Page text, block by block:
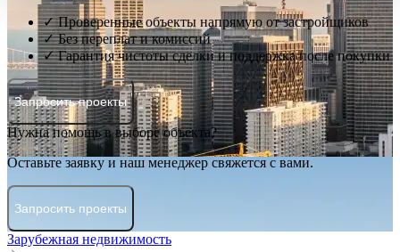
✓ Проверенные объекты напрямую от застройщиков
✓ Без переплат и комиссий
✓ Гарантия чистоты сделки и поддержка после покупки
Запросить проекты
Нужна помощь в выборе объекта?
Оставьте заявку и наш менеджер свяжется с вами.
Запросить проекты
Зарубежная недвижимость